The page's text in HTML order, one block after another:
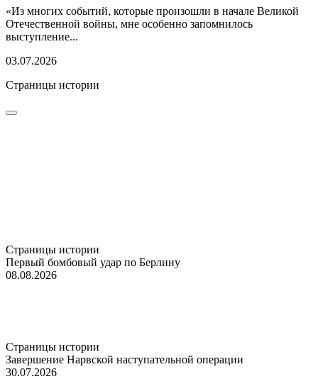
«Из многих событий, которые произошли в начале Великой
Отечественной войны, мне особенно запомнилось
выступление...
03.07.2026
Страницы истории
Страницы истории
Первый бомбовый удар по Берлину
08.08.2026
Страницы истории
Завершение Нарвской наступательной операции
30.07.2026